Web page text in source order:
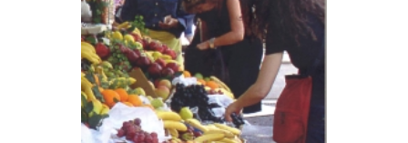
AGGIUNGI AL CARRELLO